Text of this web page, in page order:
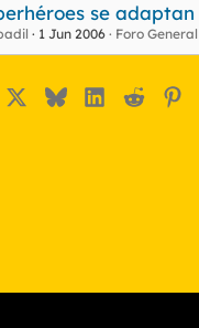
se
1 Jun 2006 Foro General
BlueskyLinkedIn
Reddit